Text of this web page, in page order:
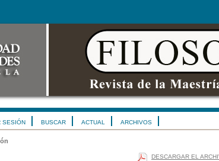
SESIÓN BUSCAR ACTUAL ARCHIVOS
DESCARGAR EL